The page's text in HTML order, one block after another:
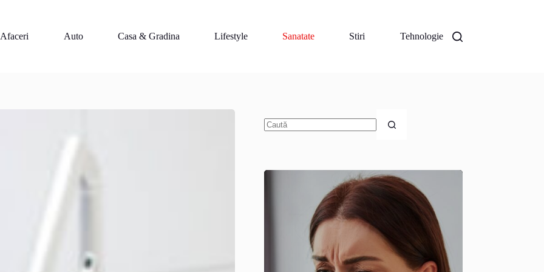
Afaceri
Auto Casa & Gradina Lifestyle Sanatate Stiri Tehnologie